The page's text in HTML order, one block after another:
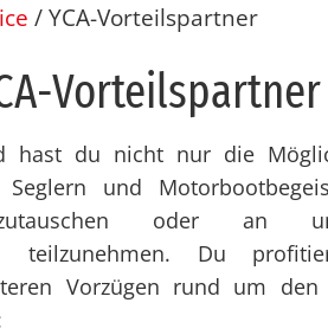
/YCA-Vorteilspartner
Vor­teil­s­part­ner
hast du nicht nur die
und
oder an
teilzunehmen. Du
Vorzügen rund um den